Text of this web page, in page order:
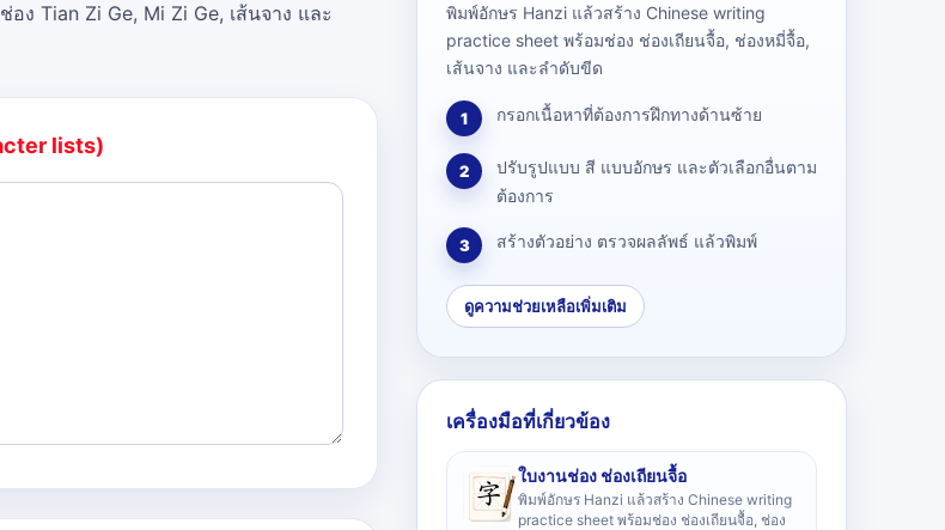
Tian Zi Ge, Mi Zi Ge, เส้นจาง และ
lists)
พิมพ์อักษร Hanzi แล้วสร้าง Chinese writing
practice sheet พร้อมช่อง ช่องเถียนจื้อ, ช่องหมี่จื้อ,
เส้นจาง และลำดับขีด
1 กรอกเนื้อหาที่ต้องการฝึกทางด้านซ้าย
2
ปรับรูปแบบ สี แบบอักษร และตัวเลือกอื่นตาม
ต้องการ
3 สร้างตัวอย่าง ตรวจผลลัพธ์ แล้วพิมพ์
ดูความช่วยเหลือเพิ่มเติม
เครื่องมือที่เกี่ยวข้อง
ใบงานช่อง ช่องเถียนจื้อ
พิมพ์อักษร Hanzi แล้วสร้าง Chinese writing
practice sheet พร้อมช่อง ช่องเถียนจื้อ, ช่อง